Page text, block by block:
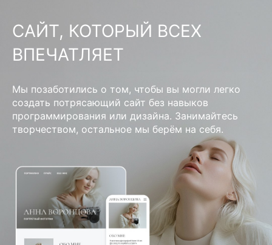
САЙТ, КОТОРЫЙ ВСЕХ
ВПЕЧАТЛЯЕТ
Мы позаботились о том, чтобы вы могли легко
создать потрясающий сайт без навыков
программирования или дизайна. Занимайтесь
творчеством, остальное мы берём на себя.